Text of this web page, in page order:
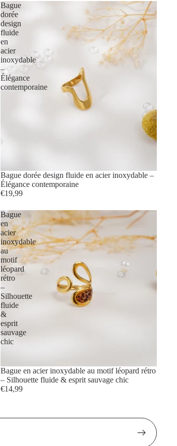
Bague
dorée
design
fluide
en
acier
inoxydable
–
Élégance
contemporaine
Bague dorée design fluide en acier inoxydable –
Élégance contemporaine
€19,99
Bague
en
acier
inoxydable
au
motif
léopard
rétro
–
Silhouette
fluide
&
esprit
sauvage
chic
Bague en acier inoxydable au motif léopard rétro
– Silhouette fluide & esprit sauvage chic
€14,99